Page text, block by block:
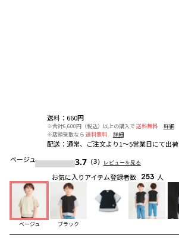
ベージュ
ベージュ ブラック
送料： 660円
※合計6,600円（税込）以上の購入で 送料無料
詳細
※店頭受取なら 送料無料 詳細
配送： 通常、ご注文より1～5営業日にて出荷
3.7（3） レビューを見る
お気に入りアイテム登録者数 253 人